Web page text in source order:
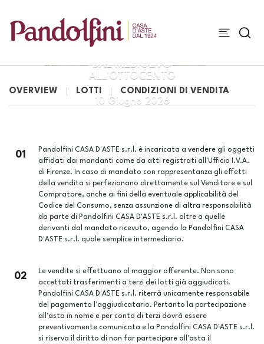
SCULTURE E
DAL MEDIOEVO
ALL'OTTOCENTO
10 Giugno 2026
OVERVIEW LOTTI CONDIZIONI DI VENDITA
01
Pandolfini CASA D'ASTE s.r.l. è incaricata a vendere gli oggetti
affidati dai mandanti come da atti registrati all'Ufficio I.V.A.
di Firenze. In caso di mandato con rappresentanza gli effetti
della vendita si perfezionano direttamente sul Venditore e sul
Compratore, anche ai fini della eventuale applicabilità del
Codice del Consumo, senza assunzione di altra responsabilità
da parte di Pandolfini CASA D'ASTE s.r.l. oltre a quelle
derivanti dal mandato ricevuto, agendo la Pandolfini CASA
D'ASTE s.r.l. quale semplice intermediario.
02
Le vendite si effettuano al maggior offerente. Non sono
accettati trasferimenti a terzi dei lotti già aggiudicati.
Pandolfini CASA D'ASTE s.r.l. riterrà unicamente responsabile
del pagamento l'aggiudicatario. Pertanto la partecipazione
all'asta in nome e per conto di terzi dovrà essere
preventivamente comunicata e la Pandolfini CASA D'ASTE s.r.l.
si riserva il diritto di non far partecipare all'asta il